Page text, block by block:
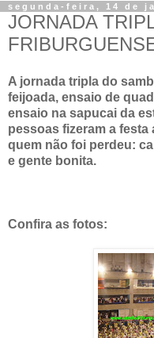
segunda-feira, 14 de
JORNADA
A jornada tripla do
feijoada, ensaio de
ensaio na sapucai da
pessoas fizeram a
quem não foi perdeu:
e gente bonita.
Confira as fotos: